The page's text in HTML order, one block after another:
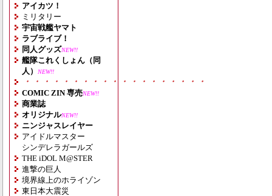
アイカツ！
ミリタリー
宇宙戦艦ヤマト
ラブライブ！
同人グッズNEW!!
艦隊これくしょん（同
人）
NEW!!
・・・・・・・・・・・・・・・・・・・
COMIC ZIN 専売NEW!!
商業誌
オリジナルNEW!!
ニンジャスレイヤー
アイドルマスター
シンデレラガールズ
THE iDOL M@STER
進撃の巨人
境界線上のホライゾン
東日本大震災